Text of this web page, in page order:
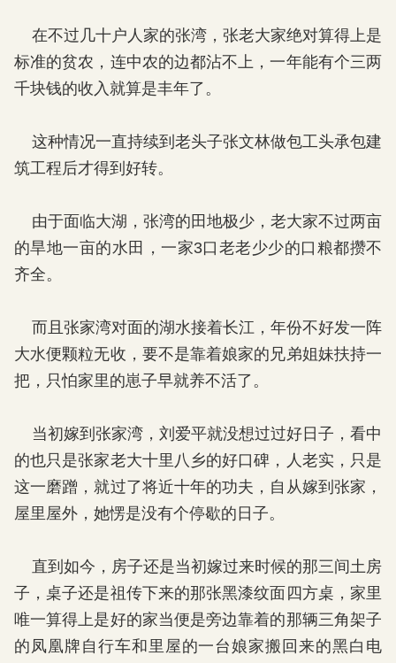
在不过几十户人家的张湾，张老大家绝对算得上是
标准的贫农，连中农的边都沾不上，一年能有个三两
千块钱的收入就算是丰年了。
这种情况一直持续到老头子张文林做包工头承包建
筑工程后才得到好转。
由于面临大湖，张湾的田地极少，老大家不过两亩
的旱地一亩的水田，一家3口老老少少的口粮都攒不
齐全。
而且张家湾对面的湖水接着长江，年份不好发一阵
大水便颗粒无收，要不是靠着娘家的兄弟姐妹扶持一
把，只怕家里的崽子早就养不活了。
当初嫁到张家湾，刘爱平就没想过过好日子，看中
的也只是张家老大十里八乡的好口碑，人老实，只是
这一磨蹭，就过了将近十年的功夫，自从嫁到张家，
屋里屋外，她愣是没有个停歇的日子。
直到如今，房子还是当初嫁过来时候的那三间土房
子，桌子还是祖传下来的那张黑漆纹面四方桌，家里
唯一算得上是好的家当便是旁边靠着的那辆三角架子
的凤凰牌自行车和里屋的一台娘家搬回来的黑白电